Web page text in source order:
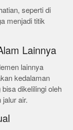
seperti di
menjadi titik
Lainnya
lainnya
kedalaman
dikelilingi oleh
air.